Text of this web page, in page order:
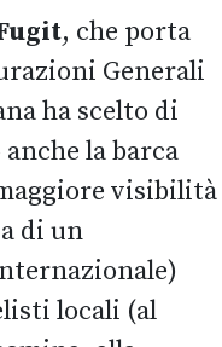
, che porta
Generali
ha scelto di
la barca
visibilità
di un
locali (al